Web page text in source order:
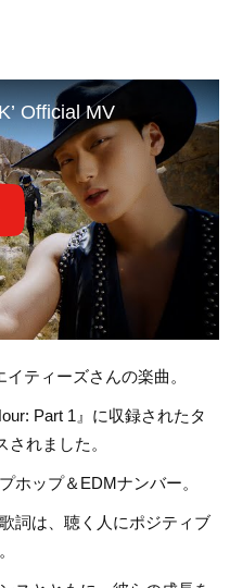
Official MV
ティーズさんの楽曲。
Part 1』に収録されたタ
れました。
ホップ＆EDMナンバー。
詞は、聴く人にポジティブ